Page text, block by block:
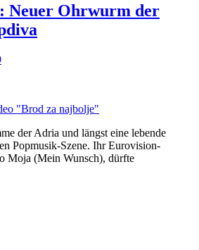
Neuer Ohrwurm der
der Adria und längst eine lebende
Popmusik-Szene. Ihr Eurovision-
Moja (Mein Wunsch), dürfte